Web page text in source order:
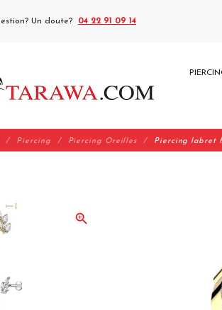
Un doute? 04 22 91 09 14
Piercing Piercing Oreilles Piercing labret
zoom_in